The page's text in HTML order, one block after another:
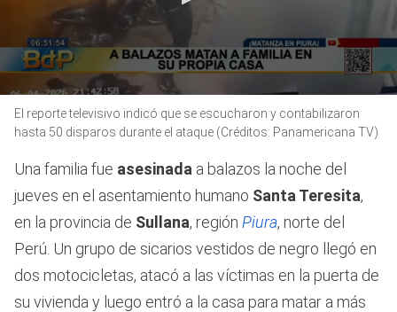
seconds
El reporte televisivo indicó que se escucharon y contabilizaron
hasta 50 disparos durante el ataque (Créditos: Panamericana TV)
Una familia fue asesinada a balazos la noche del
jueves en el asentamiento humano Santa Teresita,
en la provincia de Sullana, región Piura, norte del
Perú. Un grupo de sicarios vestidos de negro llegó en
dos motocicletas, atacó a las víctimas en la puerta de
su vivienda y luego entró a la casa para matar a más